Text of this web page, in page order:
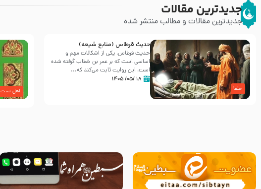
جدیدترین مقالات
جدیدترین مقالات و مطالب منتشر شده
خلفا
حدیث قرطاس (منابع شیعه)
حدیث قرطاس، یکی از اشکالات مهم و
اساسی است که بر عمر بن خطاب گرفته شده
است، این روایت ثابت می‌کند که...
۱۸ /۰۵/ ۱۴۰۵
اهل سنت